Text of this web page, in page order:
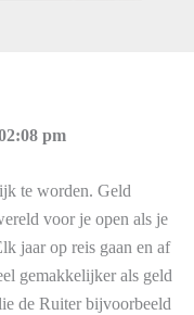
pm
te worden. Geld
voor je open als je
jaar op reis gaan en af
gemakkelijker als geld
de Ruiter bijvoorbeeld